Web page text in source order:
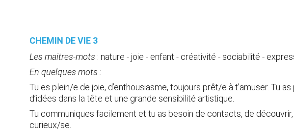
CHEMIN DE VIE 3
Les maitres-mots : nature - joie - enfant - créativité - sociabilité -
En quelques mots :
Tu es plein/e de joie, d’enthousiasme, toujours prêt/e à t’amuser. Tu as
d’idées dans la tête et une grande sensibilité artistique.
Tu communiques facilement et tu as besoin de contacts, de
curieux/se.